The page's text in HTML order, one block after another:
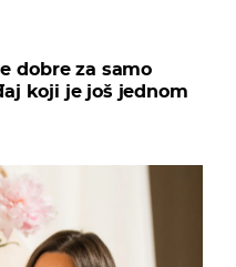
dobre za samo
koji je još jednom